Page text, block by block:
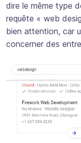
dire le même type
requête « web
bien attention, car
concerner des